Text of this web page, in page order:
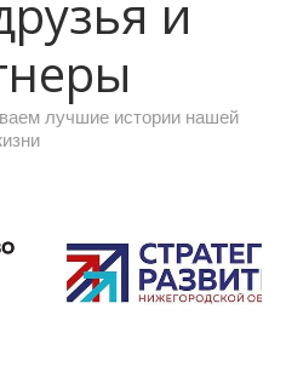
и
лучшие истории нашей